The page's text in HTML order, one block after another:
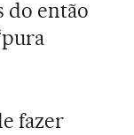
do então
fazer